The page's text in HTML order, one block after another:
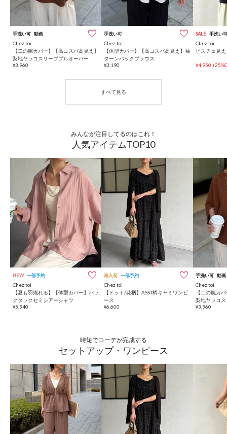
手洗い可 動画
Chez toi
【二の腕カバー】【高コスパ高見え】
梨地ヤッコスリーブプルオーバー
¥3,960
手洗い可
Chez toi
【体型カバー】【高コスパ高見え】袖
ターンバックブラウス
¥3,190
SALE 手洗い可
Chez toi
ビスチェ見
¥4,950
みんなが注目してるのはこれ！
人気アイテムTOP10
NEW 一部予約
Chez toi
【夏も羽織れる】【体型カバー】バッ
クタックセミシアーシャツ
¥5,940
再入荷 一部予約
Chez toi
【ドット/花柄】ASST柄キャミワンピ
ース
¥6,600
手洗い可 動画
Chez toi
【二の腕カ
梨地ヤッコ
¥3,960
時短でコーデが完成する
セットアップ・ワンピース